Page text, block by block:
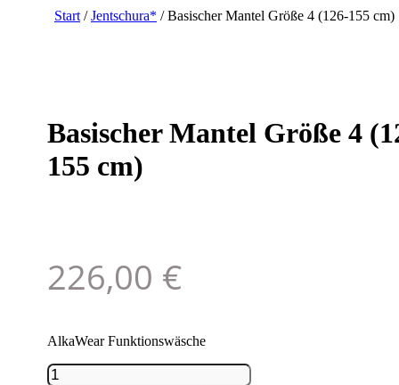
Start /Jentschura* / Basischer Mantel Größe 4 (126-155 cm)
Basischer Mantel Größe 4
155 cm)
226,00 €
AlkaWear Funktionswäsche
Basischer